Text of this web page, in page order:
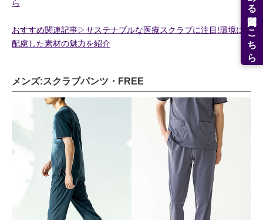
ら
おすすめ関連記事▷サステナブルな医療スクラブに注目!環境に
配慮した素材の魅力を紹介
メンズ:スクラブパンツ・FREE